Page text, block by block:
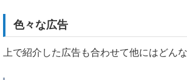
色々な広告
上で紹介した広告も合わせて他にはどん